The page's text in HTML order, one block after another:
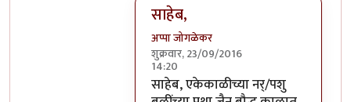
साहेब,
अप्पा जोगळेकर
शुक्रवार, 23/09/2016
14:20
In reply toपरंतु नारळ फोडणे म्हणजे
साहेब, एकेकाळीच्या नर्/पशु